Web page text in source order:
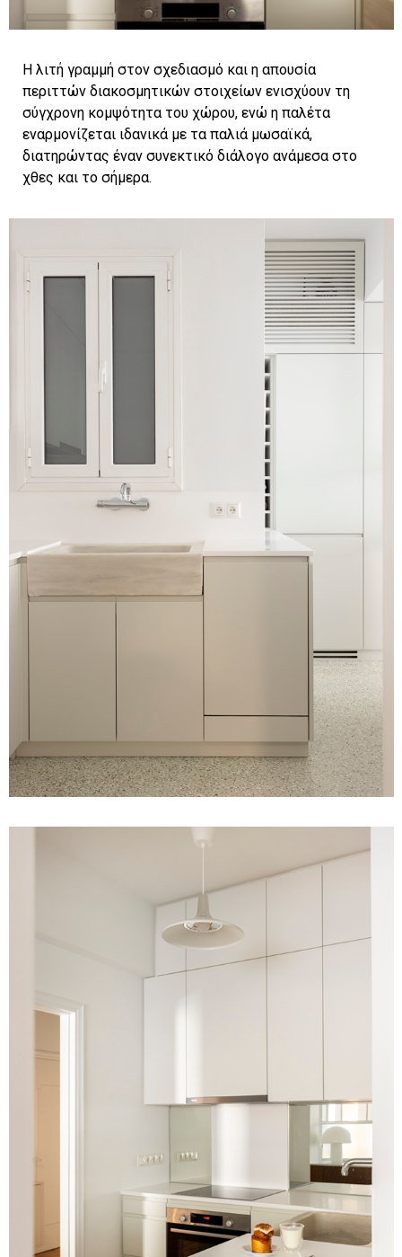
Η λιτή γραμμή στον σχεδιασμό και η απουσία
περιττών διακοσμητικών στοιχείων ενισχύουν τη
σύγχρονη κομψότητα του χώρου, ενώ η παλέτα
εναρμονίζεται ιδανικά με τα παλιά μωσαϊκά,
διατηρώντας έναν συνεκτικό διάλογο ανάμεσα στο
χθες και το σήμερα.